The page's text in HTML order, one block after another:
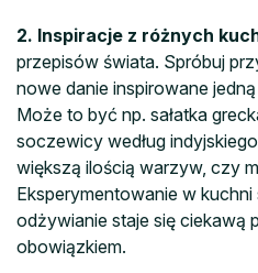
2. Inspiracje z różnych
przepisów świata. Spróbuj
nowe danie inspirowane
Może to być np. sałatka
soczewicy według
większą ilością warzyw, czy
Eksperymentowanie w
odżywianie staje się ciekawą
obowiązkiem.